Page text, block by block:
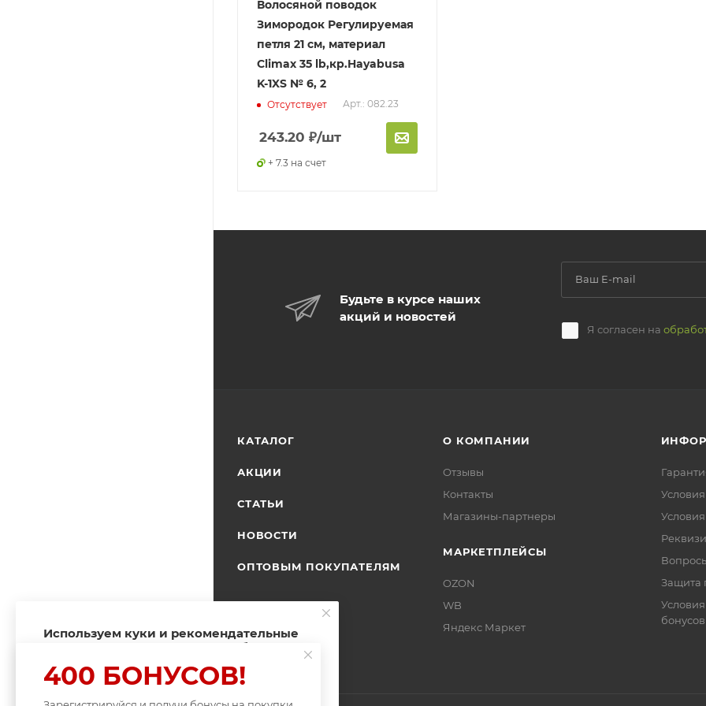
Волосяной поводок
Зимородок Регулируемая
петля 21 см, материал
Climax 35 lb,кр.Hayabusa
K-1XS № 6, 2
Отсутствует Арт.: 082.23
243.20 ₽/шт
+ 7.3 на счет
Будьте в курсе наших
акций и новостей
Я согласен на
КАТАЛОГ
АКЦИИ
СТАТЬИ
НОВОСТИ
ОПТОВЫМ ПОКУПАТЕЛЯМ
О КОМПАНИИ
Отзывы
Контакты
Магазины-партнеры
МАРКЕТПЛЕЙСЫ
OZON
WB
Яндекс Маркет
Защита
бонусов
Используем куки и рекомендательные
технологии для улучшения работы
Пользуясь сайтом Fishingband.ru, вы
400 БОНУСОВ!